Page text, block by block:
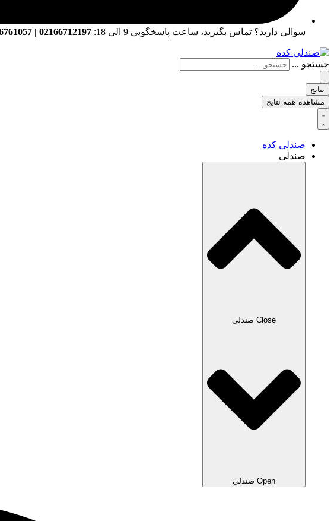
سوالی دارید؟ تماس بگیرید، ساعت پاسخگویی 9 الی 18:
جستجو ...
نتایج
مشاهده همه نتایج
صندلی کده
صندلی
Close صندلی
Open صندلی